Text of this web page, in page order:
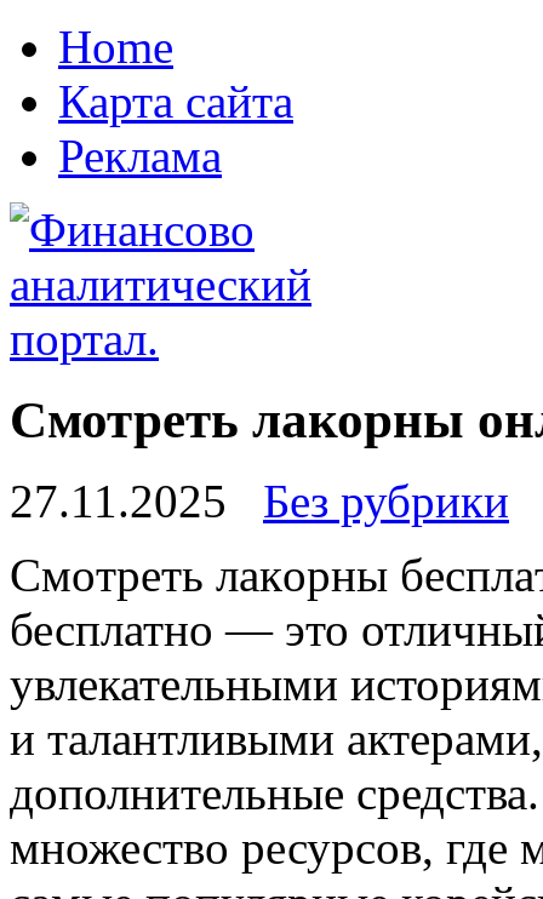
Home
Карта сайта
Реклама
Смотреть лакорны
27.11.2025
Без рубрики
Смoтрeть лaкoрны
бесплатно — это
увлекательными
и талантливыми
дополнительные
множество ресурсов, где